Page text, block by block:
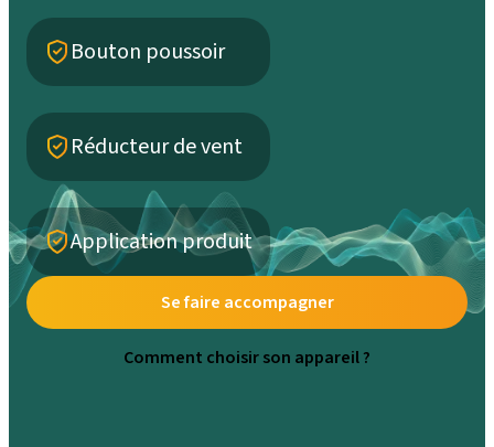
Bouton poussoir
Réducteur de vent
Application produit
Se faire accompagner
Comment choisir son appareil ?